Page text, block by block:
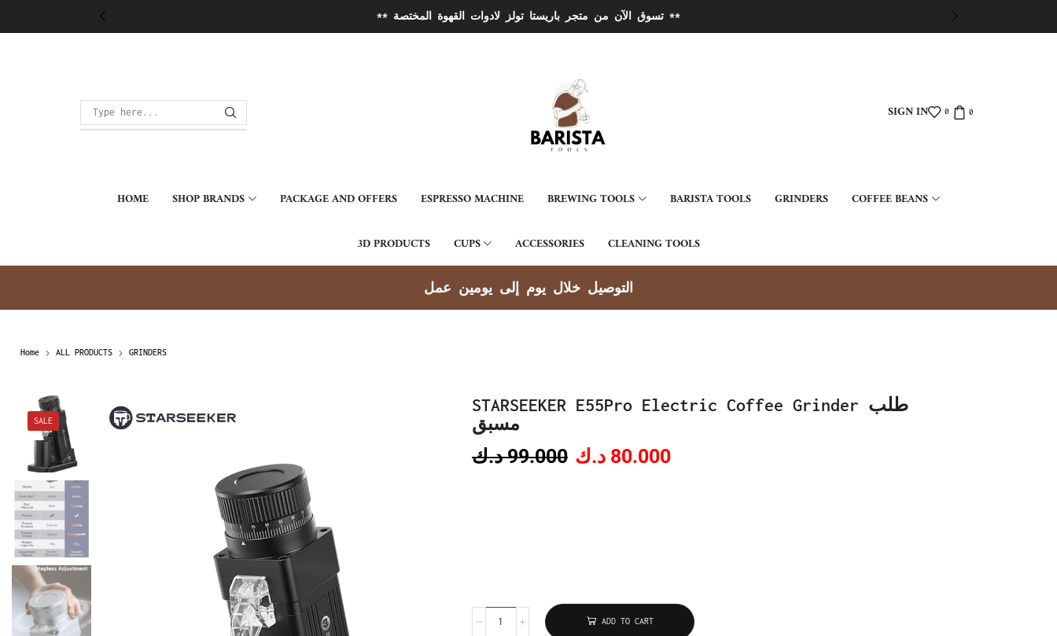
** تسوق الآن من متجر باريستا تولز لادوات القهوة المختصة **
SIGN IN 0 0
HOME SHOP BRANDS PACKAGE AND OFFERS ESPRESSO MACHINE BREWING TOOLS BARISTA TOOLS GRINDERS COFFEE BEANS
3D PRODUCTS CUPS ACCESSORIES CLEANING TOOLS
التوصيل خلال يوم إلى يومين عمل
Home ALL PRODUCTS GRINDERS
SALE
STARSEEKER E55Pro Electric Coffee Grinder طلب
مسبق
99.000 د.ك 80.000 د.ك
ADD TO CART